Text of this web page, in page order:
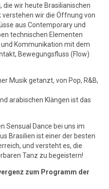
wir heute Brasilianischen
verstehen wir die Öffnung von
aus Contemporary und
technischen Elementen
Kommunikation mit dem
Bewegungsfluss (Flow)
Musik getanzt, von Pop, R&B,
arabischen Klängen ist das
Sensual Dance bei uns im
Brasilien ist einer der besten
und versteht es, die
Tanz zu begeistern!
zum Programm der